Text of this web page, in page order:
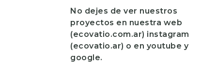
No dejes de ver nuestros
proyectos en nuestra web
(ecovatio.com.ar) instagram
(ecovatio.ar) o en youtube y
google.